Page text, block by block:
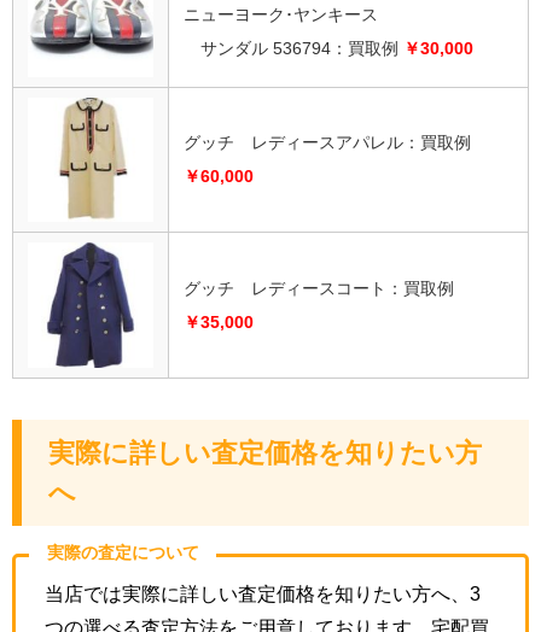
ニューヨーク･ヤンキース
サンダル 536794：買取例
￥30,000
グッチ レディースアパレル：買取例
￥60,000
グッチ レディースコート：買取例
￥35,000
実際に詳しい査定価格を知りたい方
へ
実際の査定について
当店では実際に詳しい査定価格を知りたい方へ、3
つの選べる査定方法をご用意しております。宅配買